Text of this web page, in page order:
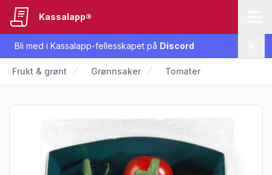
Bli med i Kassalapp-fellesskapet på Discord
Kassalapp®
Frukt & grønt Grønnsaker Tomater